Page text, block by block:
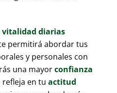
vitalidad diarias
permitirá abordar tus
y personales con
una mayorconfianza
refleja en tu actitud